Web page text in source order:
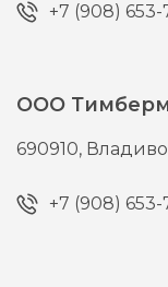
+7 (908) 653-
ООО
690910,
+7 (908) 653-